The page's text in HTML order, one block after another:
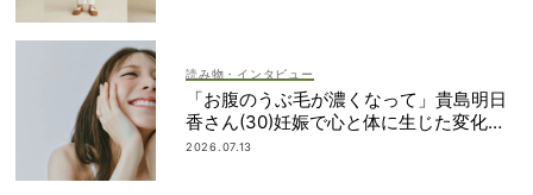
読み物・インタビュー
「お腹のうぶ毛が濃くなって」貴島明日
香さん(30)妊娠で心と体に生じた変化も
「愛しいです」
2026.07.13